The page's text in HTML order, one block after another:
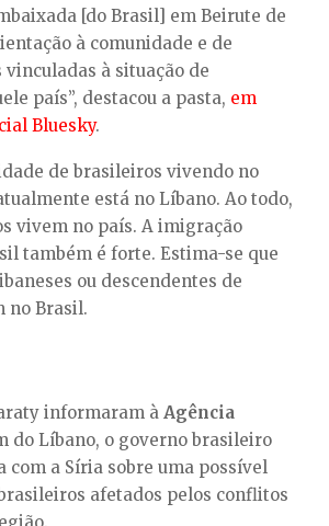
[do Brasil] em Beirute de
à comunidade e de
vinculadas à situação de
país”, destacou a pasta, em
Bluesky.
de brasileiros vivendo no
está no Líbano. Ao todo,
vivem no país. A imigração
também é forte. Estima-se que
ou descendentes de
no Brasil.
informaram à Agência
do Líbano, o governo brasileiro
com a Síria sobre uma possível
afetados pelos conflitos